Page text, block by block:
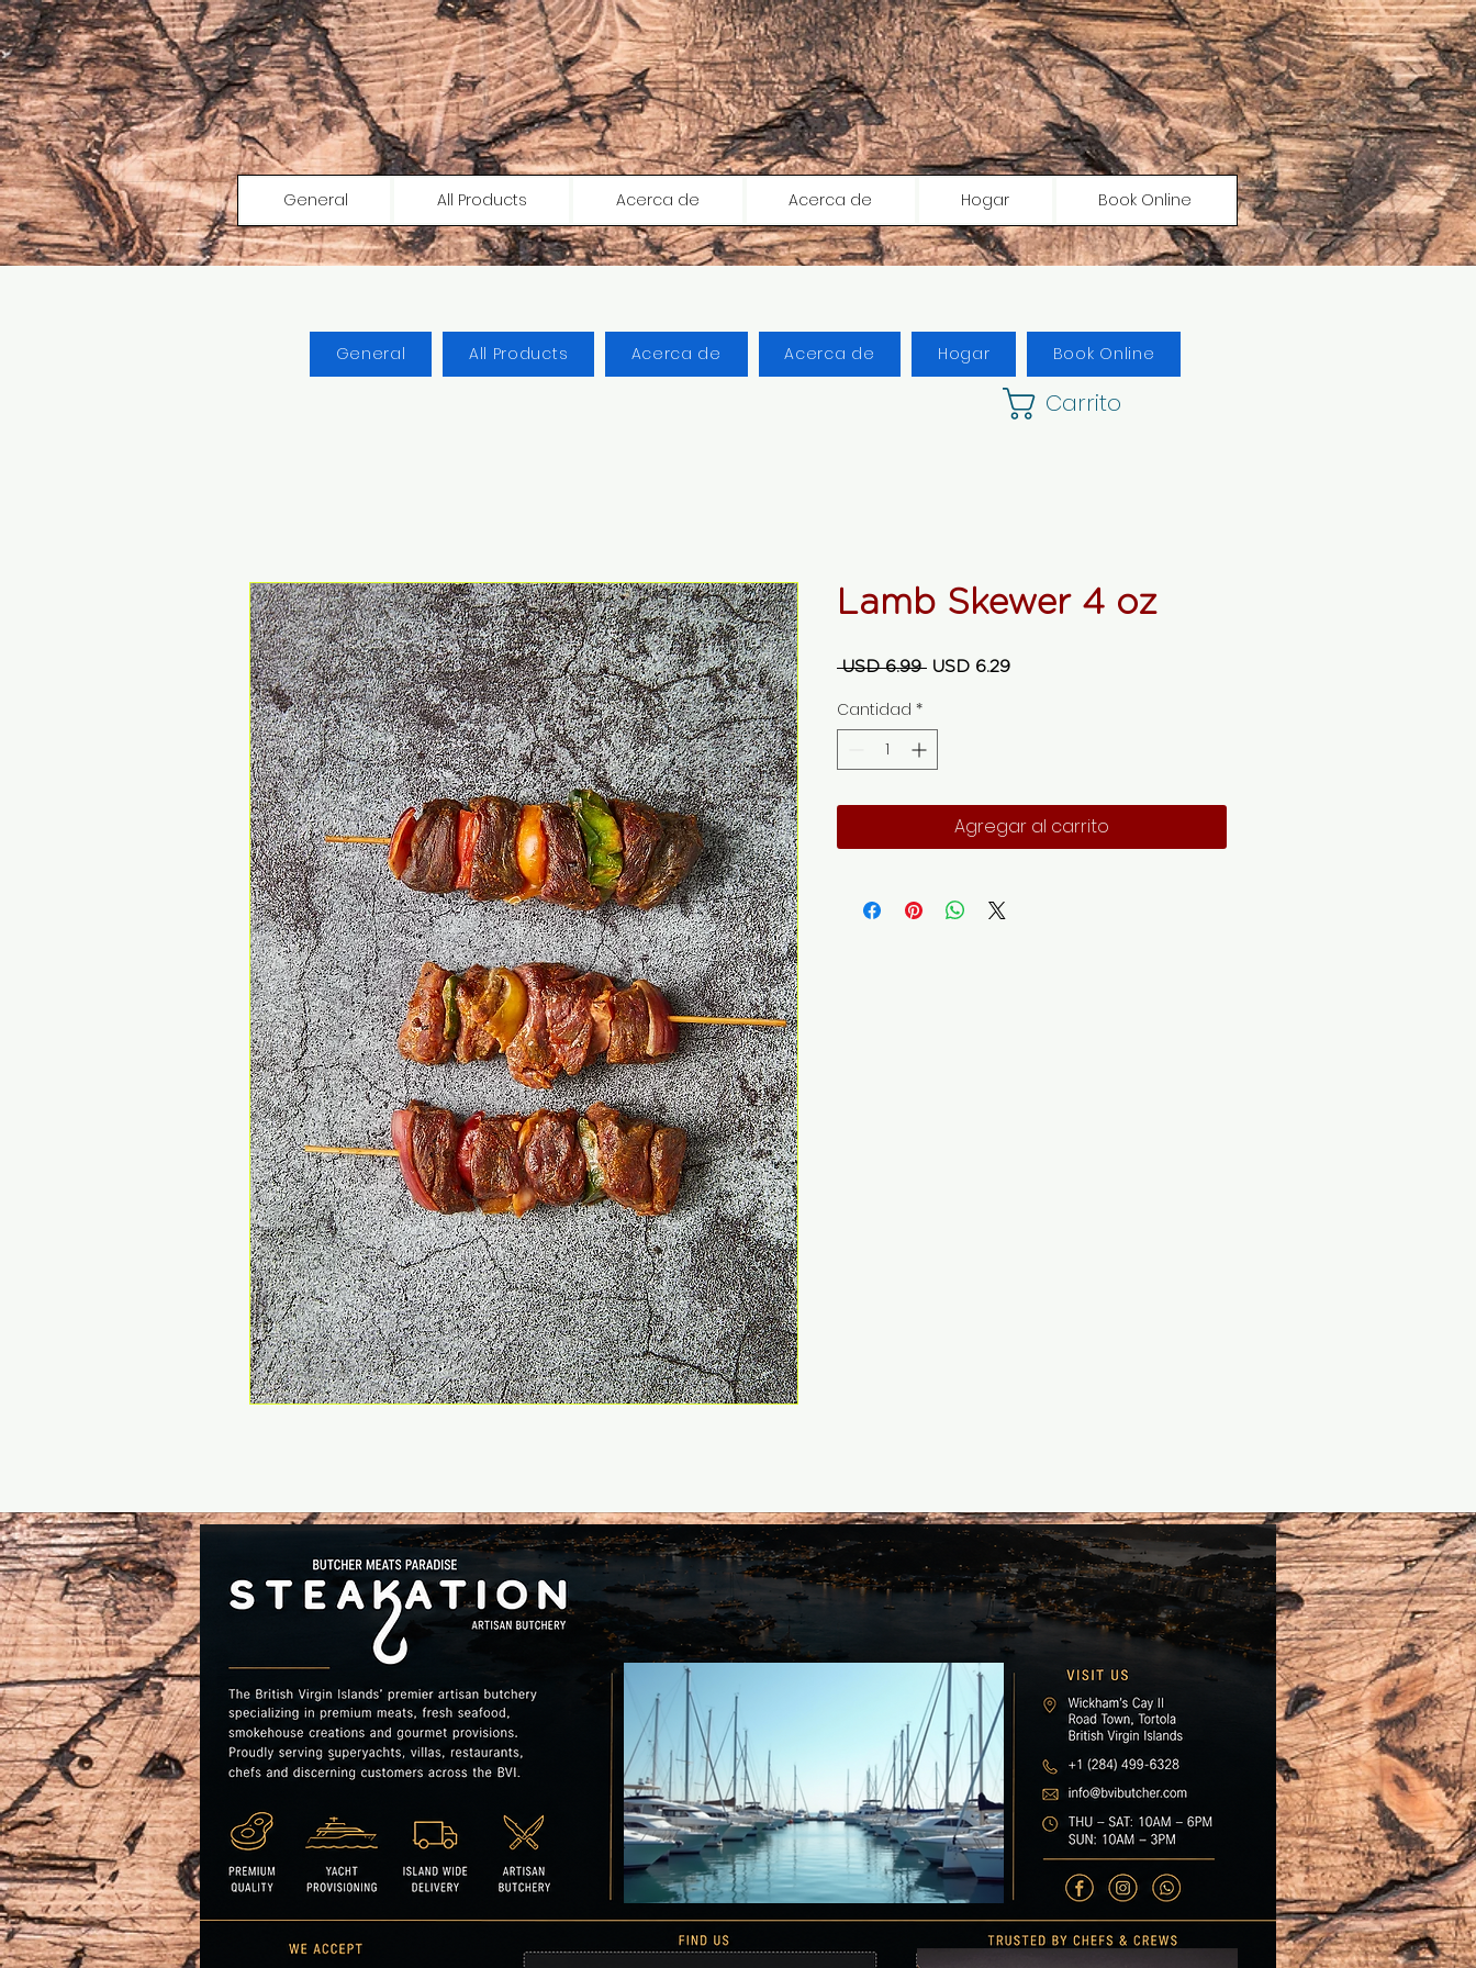
General All Products Acerca de Acerca de Hogar Book Online
General All Products Acerca de Acerca de Hogar Book Online
Carrito
Lamb Skewer 4 oz
USD 6.99 Precio
USD 6.29Precio de oferta
Cantidad *
Agregar al carrito